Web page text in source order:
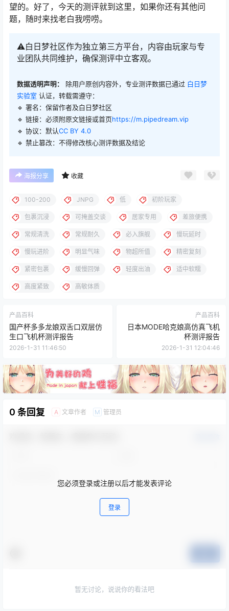
望的。好了，今天的测评就到这里，如果你还有其他问
题，随时来找老白我唠唠。
⚠️白日梦社区作为独立第三方平台，内容由玩家与专
业团队共同维护，确保测评中立客观。
数据透明声明： 除用户原创内容外，专业测评数据已通过 白日梦
实验室 认证，转载需遵守：
🔹 署名：保留作者及白日梦社区
🔹 链接：必须附原文链接或首页https://m.pipedream.vip
🔹 协议：默认CC BY 4.0
🔹 禁止篡改：不得修改核心测评数据及结论
海报分享 收藏
100-200 JNPG 低 初阶玩家
包裹沉浸 可掩盖交谈 居家专用 差旅便携
常规清洗 常规耐久 必入旗舰 慢玩延时
慢玩进阶 明显气味 物超所值 精密复刻
紧密包裹 缓慢回弹 轻度出油 适中软糯
高度紧致 高敏体质
产品百科
国产杯多多龙娘双舌口双层仿
生口飞机杯测评报告
2026-1-31 11:46:50
产品百科
日本MODE哈克娘高仿真飞机
杯测评报告
2026-1-31 12:04:46
0 条回复 A 文章作者 M 管理员
您必须登录或注册以后才能发表评论
登录
暂无讨论，说说你的看法吧